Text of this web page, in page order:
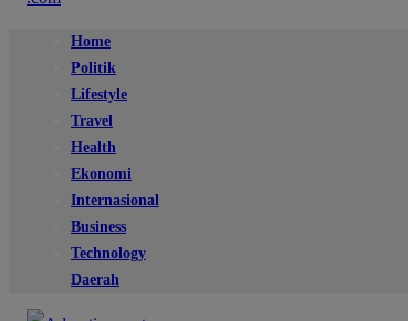
Home
Politik
Lifestyle
Travel
Health
Ekonomi
Internasional
Business
Technology
Daerah